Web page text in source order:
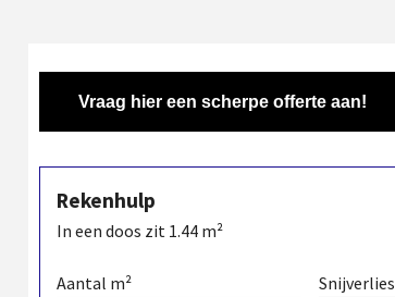
Vraag hier een scherpe offerte aan!
Rekenhulp
In een doos zit 1.44m²
Aantal m² Snijverlies